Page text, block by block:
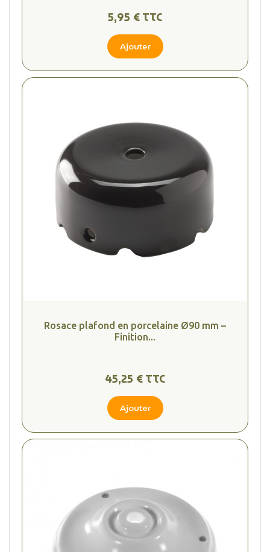
5,95 € TTC
Ajouter
Rosace plafond en porcelaine Ø90 mm –
Finition...
45,25 € TTC
Ajouter